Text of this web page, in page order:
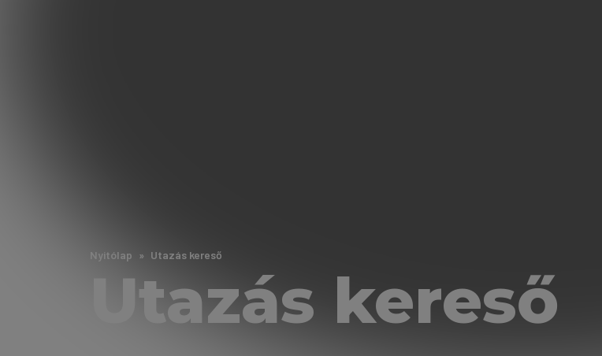
Nyitólap Utazás kereső
Utazás kereső